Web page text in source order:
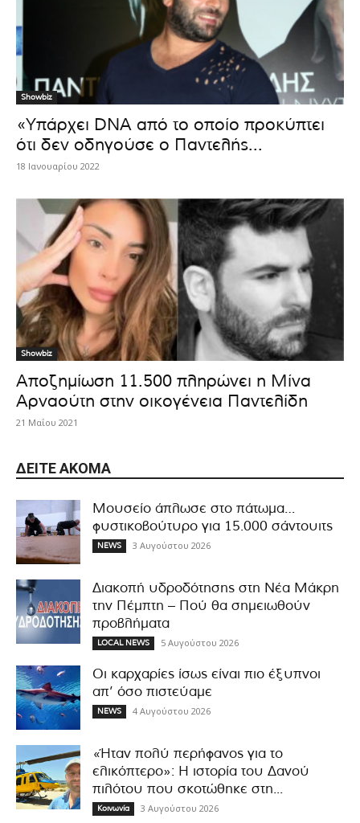
Showbiz
«Υπάρχει DNA από το οποίο προκύπτει
ότι δεν οδηγούσε ο Παντελής...
18 Ιανουαρίου 2022
Showbiz
Αποζημίωση 11.500 πληρώνει η Μίνα
Αρναούτη στην οικογένεια Παντελίδη
21 Μαΐου 2021
ΔΕΊΤΕ ΑΚΌΜΑ
Μουσείο άπλωσε στο πάτωμα…
φυστικοβούτυρο για 15.000 σάντουιτς
NEWS 3 Αυγούστου 2026
Διακοπή υδροδότησης στη Νέα Μάκρη
την Πέμπτη – Πού θα σημειωθούν
προβλήματα
LOCAL NEWS 5 Αυγούστου 2026
Οι καρχαρίες ίσως είναι πιο έξυπνοι
απ’ όσο πιστεύαμε
NEWS 4 Αυγούστου 2026
«Ήταν πολύ περήφανος για το
ελικόπτερο»: Η ιστορία του Δανού
πιλότου που σκοτώθηκε στη...
Κοινωνία 3 Αυγούστου 2026